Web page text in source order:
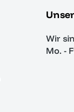
Wir
Mo. -